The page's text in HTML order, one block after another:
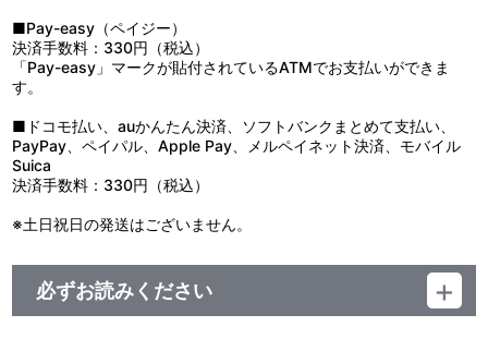
■Pay-easy（ペイジー）
決済手数料：330円（税込）
「Pay-easy」マークが貼付されているATMでお支払いができま
す。
■ドコモ払い、auかんたん決済、ソフトバンクまとめて支払い、
PayPay、ペイパル、Apple Pay、メルペイネット決済、モバイル
Suica
決済手数料：330円（税込）
※土日祝日の発送はございません。
必ずお読みください